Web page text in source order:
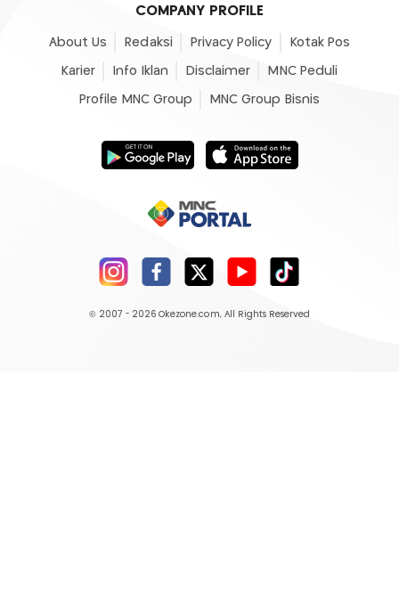
COMPANY PROFILE
About Us Redaksi Privacy Policy Kotak Pos
Karier Info Iklan Disclaimer MNC Peduli
Profile MNC Group MNC Group Bisnis
© 2007 - 2026 Okezone.com, All Rights Reserved